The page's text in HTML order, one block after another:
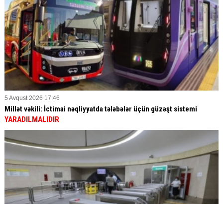
5 Avqust 2026 17:46
Millət vəkili: İctimai nəqliyyatda tələbələr üçün güzəşt sistemi
YARADILMALIDIR